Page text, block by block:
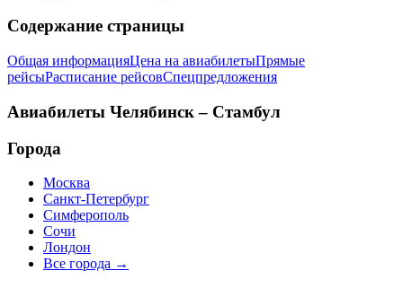
Содержание страницы
Общая информацияЦена на авиабилетыПрямые
рейсыРасписание рейсовСпецпредложения
Авиабилеты Челябинск – Стамбул
Города
Москва
Санкт-Петербург
Симферополь
Сочи
Лондон
Все города →